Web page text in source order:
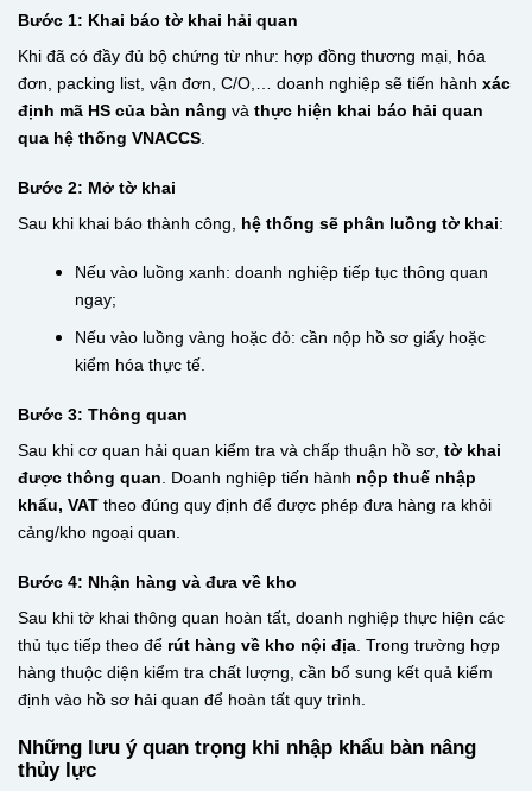
Bước 1: Khai báo tờ khai hải quan
Khi đã có đầy đủ bộ chứng từ như: hợp đồng thương mại, hóa
đơn, packing list, vận đơn, C/O,… doanh nghiệp sẽ tiến hành xác
định mã HS của bàn nâng và thực hiện khai báo hải quan
qua hệ thống VNACCS
Bước 2: Mở tờ khai
Sau khi khai báo thành công, hệ thống sẽ phân luồng tờ khai:
Nếu vào luồng xanh: doanh nghiệp tiếp tục thông quan
ngay;
Nếu vào luồng vàng hoặc đỏ: cần nộp hồ sơ giấy hoặc
kiểm hóa thực tế.
Bước 3: Thông quan
Sau khi cơ quan hải quan kiểm tra và chấp thuận hồ sơ, tờ khai
được thông quan . Doanh nghiệp tiến hành nộp thuế nhập
khẩu, VAT theo đúng quy định để được phép đưa hàng ra khỏi
cảng/kho ngoại quan.
Bước 4: Nhận hàng và đưa về kho
Sau khi tờ khai thông quan hoàn tất, doanh nghiệp thực hiện các
thủ tục tiếp theo để rút hàng về kho nội địa . Trong trường hợp
hàng thuộc diện kiểm tra chất lượng, cần bổ sung kết quả kiểm
định vào hồ sơ hải quan để hoàn tất quy trình.
Những lưu ý quan trọng khi nhập khẩu bàn nâng
thủy lực